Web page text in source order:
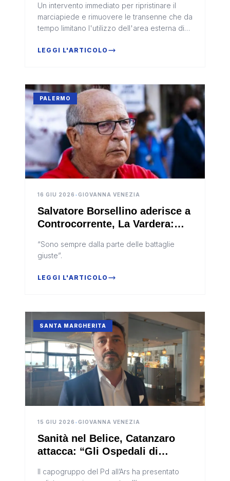
urgente per tutelare un'attività
commerciale
Un intervento immediato per ripristinare il
marciapiede e rimuovere le transenne che da
tempo limitano l'utilizzo dell'area esterna di
Noceto. È quanto chied...
LEGGI L'ARTICOLO
PALERMO
16 GIU 2026 •GIOVANNA VENEZIA
Salvatore Borsellino aderisce a
Controcorrente, La Vardera:
dimenticherò”
“Sono sempre dalla parte delle battaglie
giuste”.
LEGGI L'ARTICOLO
SANTA MARGHERITA
15 GIU 2026 •GIOVANNA VENEZIA
Sanità nel Belice, Catanzaro
attacca: “Gli Ospedali di
indebolire i presidi esistenti”
Il capogruppo del Pd all’Ars ha presentato